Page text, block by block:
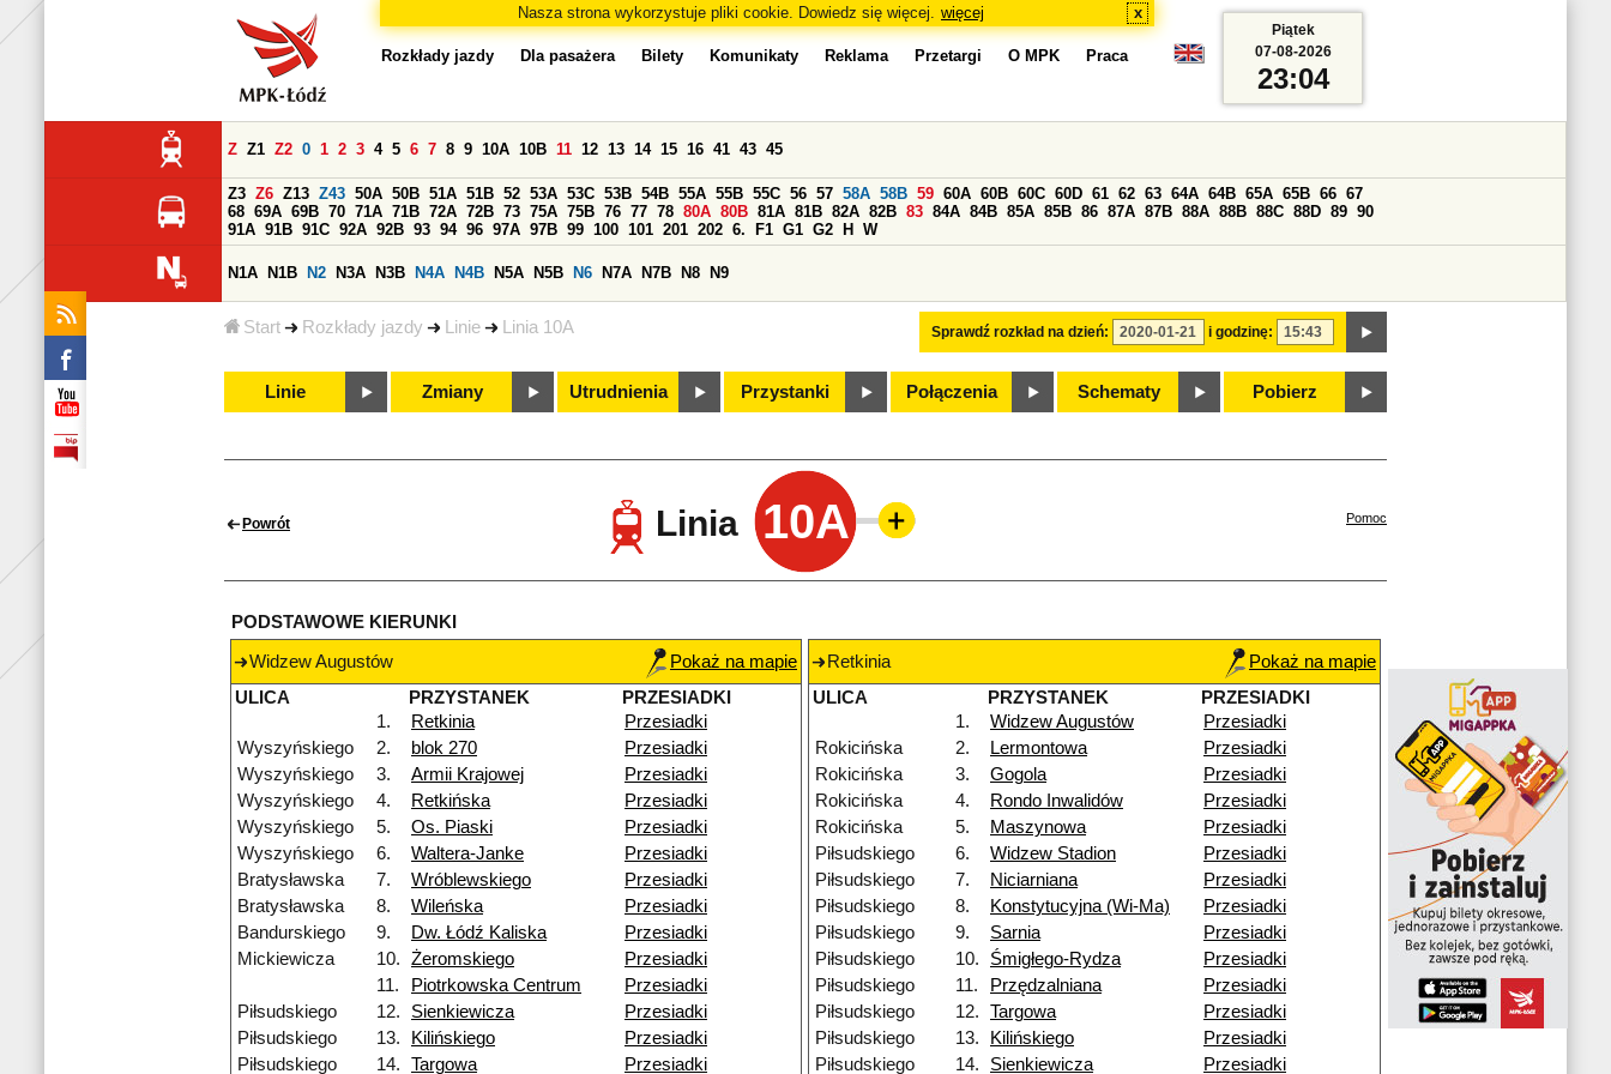
Nasza strona wykorzystuje pliki cookie. Dowiedz się więcej. więcej x
Start Rozkłady jazdy Linie Linia 10A
Rozkłady jazdy Dla pasażera Bilety Komunikaty Reklama Przetargi O MPK Praca
Sprawdź rozkład na dzień: i godzinę:
Z Z1 Z2 0 1 2 3 4 5 6 7 8 9 10A 10B 11 12 13 14 15 16 41 43 45
Z3 Z6 Z13 Z43 50A 50B 51A 51B 52 53A 53C 53B 54B 55A 55B 55C 56 57 58A 58B 59 60A 60B 60C 60D 61 62 63 64A 64B 65A 65B 66 67
68 69A 69B 70 71A 71B 72A 72B 73 75A 75B 76 77 78 80A 80B 81A 81B 82A 82B 83 84A 84B 85A 85B 86 87A 87B 88A 88B 88C 88D 89 90
91A 91B 91C 92A 92B 93 94 96 97A 97B 99 100 101 201 202 6. F1 G1 G2 H W
N1A N1B N2 N3A N3B N4A N4B N5A N5B N6 N7A N7B N8 N9
Linie Zmiany Utrudnienia Przystanki Połączenia Schematy Pobierz
Piątek
07-08-2026
23:04
Powrót Linia 10A Pomoc
PODSTAWOWE KIERUNKI
Widzew Augustów
Pokaż na mapie
ULICA
PRZYSTANEK
PRZESIADKI
1.
Retkinia
Przesiadki
Wyszyńskiego
2. blok 270
Przesiadki
Wyszyńskiego
3. Armii Krajowej
Przesiadki
Wyszyńskiego
4. Retkińska
Przesiadki
Wyszyńskiego
5. Os. Piaski
Przesiadki
Wyszyńskiego
6. Waltera-Janke
Przesiadki
Bratysławska
7. Wróblewskiego
Przesiadki
Bratysławska
8. Wileńska
Przesiadki
Bandurskiego
9. Dw. Łódź Kaliska
Przesiadki
Mickiewicza
10. Żeromskiego
Przesiadki
11.
Piotrkowska Centrum
Przesiadki
Piłsudskiego
12. Sienkiewicza
Przesiadki
Piłsudskiego
13. Kilińskiego
Przesiadki
Piłsudskiego
14. Targowa Przesiadki
Retkinia
Pokaż na mapie
ULICA
PRZYSTANEK
PRZESIADKI
1.
Widzew Augustów
Przesiadki
Rokicińska
2. Lermontowa
Przesiadki
Rokicińska
3. Gogola
Przesiadki
Rokicińska
4. Rondo Inwalidów
Przesiadki
Rokicińska
5. Maszynowa
Przesiadki
Piłsudskiego
6. Widzew Stadion
Przesiadki
Piłsudskiego
7. Niciarniana
Przesiadki
Piłsudskiego
8. Konstytucyjna (Wi-Ma)
Przesiadki
Piłsudskiego
9. Sarnia
Przesiadki
Piłsudskiego
10. Śmigłego-Rydza
Przesiadki
Piłsudskiego
11. Przędzalniana
Przesiadki
Piłsudskiego
12. Targowa
Przesiadki
Piłsudskiego
13. Kilińskiego
Przesiadki
Piłsudskiego
14. Sienkiewicza Przesiadki